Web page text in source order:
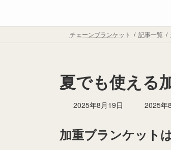
チェーンブランケット 記事一覧
夏でも使える
2025年8月19日
最
新
2025年
加重ブランケット